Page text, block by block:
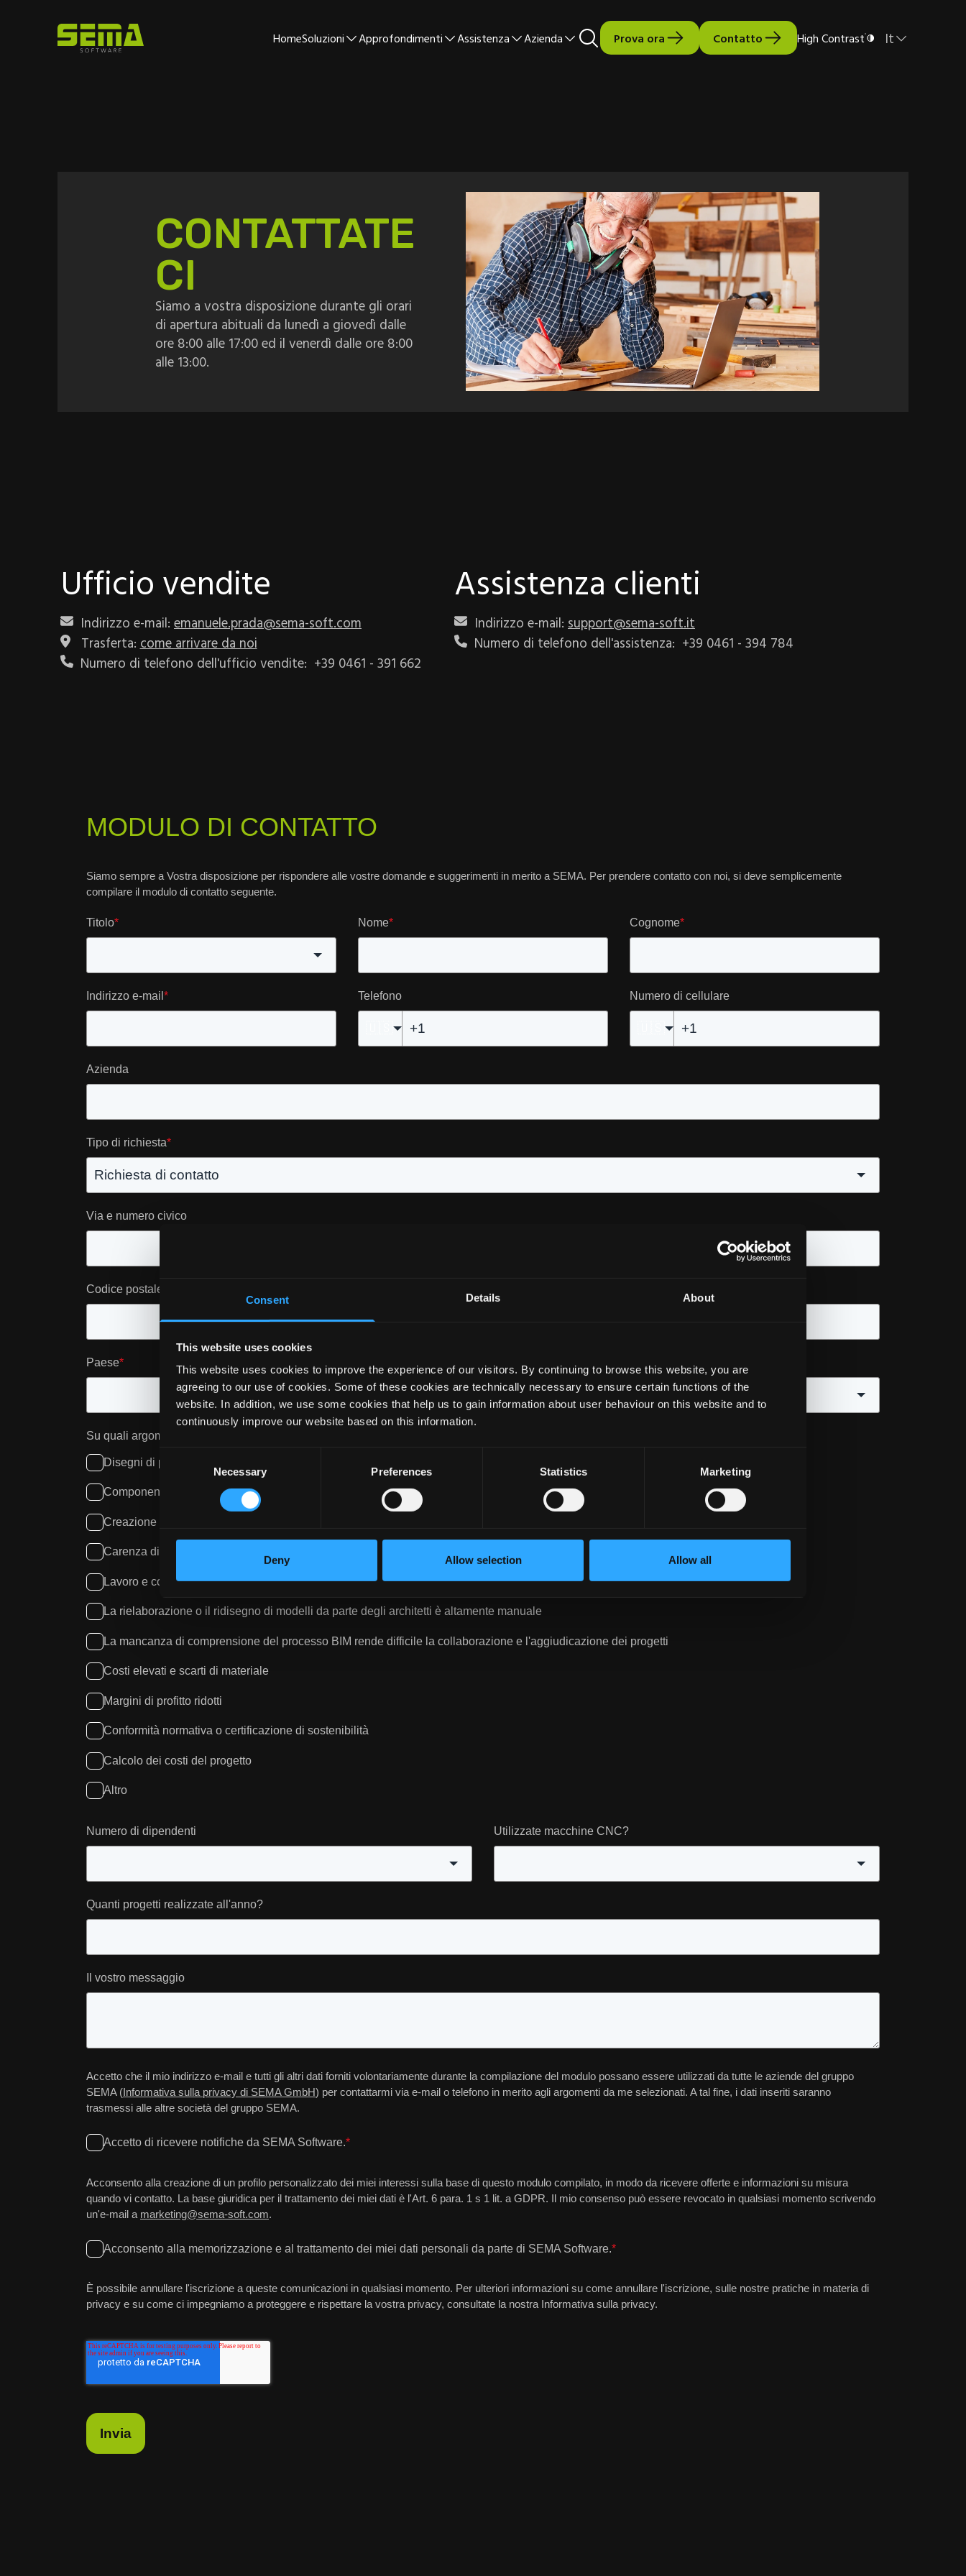
Consent Details About
This website uses cookies
This website uses cookies to improve the experience of our visitors. By continuing to browse this website, you are
agreeing to our use of cookies. Some of these cookies are technically necessary to ensure certain functions of the
website. In addition, we use some cookies that help us to gain information about user behaviour on this website and to
continuously improve our website based on this information.
Selection
Necessary Preferences Statistics Marketing
Deny Allow selection Allow all
HomeSoluzioni Approfondimenti Assistenza Azienda Prova ora Contatto High Contrast It
CONTATTATE
CI
Siamo a vostra disposizione durante gli orari
di apertura abituali da lunedì a giovedì dalle
ore 8:00 alle 17:00 ed il venerdì dalle ore 8:00
alle 13:00.
Ufficio vendite
Indirizzo e-mail: emanuele.prada@sema-soft.com
Trasferta: come arrivare da noi
Numero di telefono dell'ufficio vendite: +39 0461 - 391 662
Assistenza clienti
Indirizzo e-mail: support@sema-soft.it
Numero di telefono dell'assistenza: +39 0461 - 394 784
MODULO DI CONTATTO
Siamo sempre a Vostra disposizione per rispondere alle vostre domande e suggerimenti in merito a SEMA. Per prendere contatto con noi, si deve semplicemente
compilare il modulo di contatto seguente.
Titolo* Nome* Cognome*
Indirizzo e-mail * Telefono Numero di cellulare
Azienda
Tipo di richiesta*
Via e numero civico
Codice postale
Paese*
Su quali argomenti desiderate più informazioni?
Disegni di progettazione
Componenti per la produzione
Creazione di visualizzazioni di progetti per i clienti per promuovere le vendite
Carenza di manodopera qualificata
Lavoro e costi per le modifiche al piano
La rielaborazione o il ridisegno di modelli da parte degli architetti è altamente manuale
La mancanza di comprensione del processo BIM rende difficile la collaborazione e l'aggiudicazione dei progetti
Costi elevati e scarti di materiale
Margini di profitto ridotti
Conformità normativa o certificazione di sostenibilità
Calcolo dei costi del progetto
Altro
Numero di dipendenti Utilizzate macchine CNC?
Quanti progetti realizzate all'anno?
Il vostro messaggio
Accetto che il mio indirizzo e-mail e tutti gli altri dati forniti volontariamente durante la compilazione del modulo possano essere utilizzati da tutte le aziende del gruppo
SEMA (Informativa sulla privacy di SEMA GmbH) per contattarmi via e-mail o telefono in merito agli argomenti da me selezionati. A tal fine, i dati inseriti saranno
trasmessi alle altre società del gruppo SEMA.
Accetto di ricevere notifiche da SEMA Software.*
Acconsento alla creazione di un profilo personalizzato dei miei interessi sulla base di questo modulo compilato, in modo da ricevere offerte e informazioni su misura
quando vi contatto. La base giuridica per il trattamento dei miei dati è l'Art. 6 para. 1 s 1 lit. a GDPR. Il mio consenso può essere revocato in qualsiasi momento scrivendo
un'e-mail a marketing@sema-soft.com.
Acconsento alla memorizzazione e al trattamento dei miei dati personali da parte di SEMA Software.*
È possibile annullare l'iscrizione a queste comunicazioni in qualsiasi momento. Per ulteriori informazioni su come annullare l'iscrizione, sulle nostre pratiche in materia di
privacy e su come ci impegniamo a proteggere e rispettare la vostra privacy, consultate la nostra Informativa sulla privacy.
Invia